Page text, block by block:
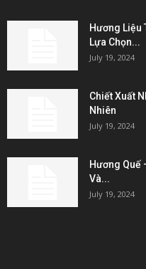
Hương Liệu
Lựa Chọn...
July 19, 2024
Chiết Xuất
Nhiên
July 19, 2024
Hương Quế
Và...
July 19, 2024